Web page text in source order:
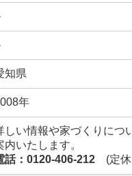
知県
年
しい情報や家づくりにつ
内いたします。
話：0120-406-212 (定休